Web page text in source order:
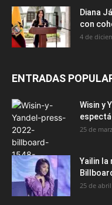
Diana
con
4 de
ENTRADAS
Wisin y
25 de
Yailin la
25 de